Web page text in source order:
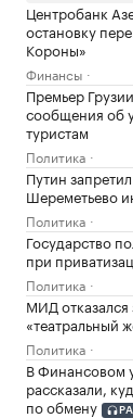
Центробанк
остановку
Короны»
Финансы
Премьер
сообщения об
туристам
Политика
Путин
Шереметьево
Политика
Государство
при
Политика
МИД отказался
«театральный
Политика
В Финансовом
рассказали,
по обмену